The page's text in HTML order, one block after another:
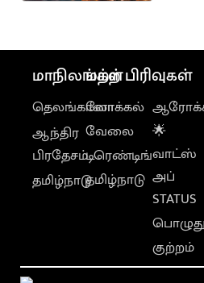
மாநிலங்கள்
தெலங்கானா
ஆந்திர
பிரதேசம்
தமிழ்நாடு
மற்ற பிரிவுகள்
லோக்கல்
வேலை
டிரெண்டிங்
தமிழ்நாடு
🌟
வாட்ஸ்
அப்
STATUS
குற்றம்